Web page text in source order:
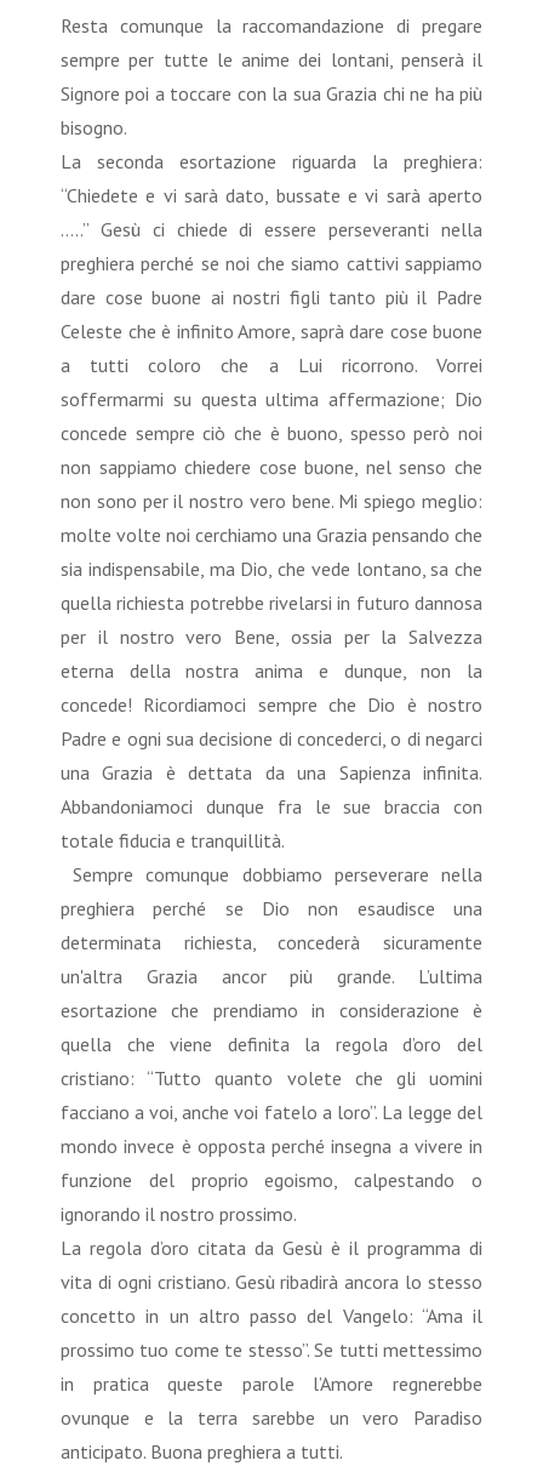
Resta comunque la raccomandazione di pregare
sempre per tutte le anime dei lontani, penserà il
Signore poi a toccare con la sua Grazia chi ne ha più
bisogno.
La seconda esortazione riguarda la preghiera:
“Chiedete e vi sarà dato, bussate e vi sarà aperto
…..” Gesù ci chiede di essere perseveranti nella
preghiera perché se noi che siamo cattivi sappiamo
dare cose buone ai nostri figli tanto più il Padre
Celeste che è infinito Amore, saprà dare cose buone
a tutti coloro che a Lui ricorrono. Vorrei
soffermarmi su questa ultima affermazione; Dio
concede sempre ciò che è buono, spesso però noi
non sappiamo chiedere cose buone, nel senso che
non sono per il nostro vero bene. Mi spiego meglio:
molte volte noi cerchiamo una Grazia pensando che
sia indispensabile, ma Dio, che vede lontano, sa che
quella richiesta potrebbe rivelarsi in futuro dannosa
per il nostro vero Bene, ossia per la Salvezza
eterna della nostra anima e dunque, non la
concede! Ricordiamoci sempre che Dio è nostro
Padre e ogni sua decisione di concederci, o di negarci
una Grazia è dettata da una Sapienza infinita.
Abbandoniamoci dunque fra le sue braccia con
totale fiducia e tranquillità.
Sempre comunque dobbiamo perseverare nella
preghiera perché se Dio non esaudisce una
determinata richiesta, concederà sicuramente
un'altra Grazia ancor più grande. L’ultima
esortazione che prendiamo in considerazione è
quella che viene definita la regola d’oro del
cristiano: “Tutto quanto volete che gli uomini
facciano a voi, anche voi fatelo a loro”. La legge del
mondo invece è opposta perché insegna a vivere in
funzione del proprio egoismo, calpestando o
ignorando il nostro prossimo.
La regola d’oro citata da Gesù è il programma di
vita di ogni cristiano. Gesù ribadirà ancora lo stesso
concetto in un altro passo del Vangelo: “Ama il
prossimo tuo come te stesso”. Se tutti mettessimo
in pratica queste parole l’Amore regnerebbe
ovunque e la terra sarebbe un vero Paradiso
anticipato. Buona preghiera a tutti.